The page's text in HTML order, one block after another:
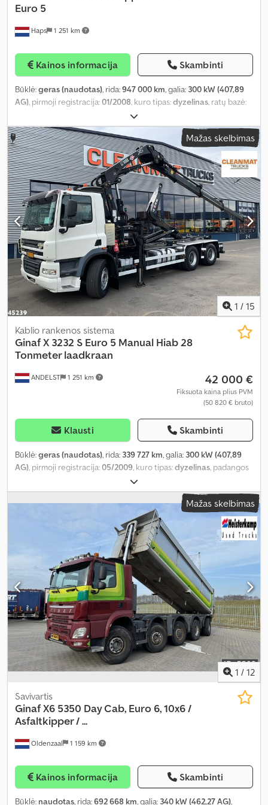
Haps 1 251 km
Euro 5
Kainos informacija Skambinti
Būklė:geras (naudotas), rida:947 000 km, galia: 300 kW (407,89
AG) , pirmoji registracija:01/2008 , kuro tipas:dyzelinas , ratų bazė:
, vairuotojo kabina:
pavaros tipas:mechaninis, pavarų skaičius:16, emisijos klasė:Euro
5, leistina ašies apkrova (ašis 1):9 000 kg, leistina ašies apkrova
(ašis 2):9 000 kg, leistina ašies apkrova (ašis 3):11 500 kg
, Gamybos
metai:2008, Įranga:ABS, elektrinis langų reguliavimas, oro
kondicionavimas, priešrūkiniai žibintai,
Mažas skelbimas
1 / 15
ANDELST 1 251 km
Kablio rankenos sistema
GinafX 3232 S Euro 5 Manual Hiab 28
Tonmeter laadkraan
42 000 €
Fiksuota kaina plius PVM
(50 820 € bruto)
Klausti Skambinti
Būklė:geras (naudotas), rida: 339 727 km, galia: 300 kW (407,89
AG), pirmoji registracija:05/2009, kuro tipas:dyzelinas, padangos
, ašių konfigūracija:
kuras:dyzelinas, vairuotojo kabina:dieninė kabina, pavaros tipas:
mechaninis, emisijos klasė:Euro 5, pakaba:kitas , sėdimų vietų
9 500 mm, bendras plotis: 2 550 mm,
3 600 mm , leistina ašies apkrova (ašis 1):9 000 kg,
leistina ašies apkrova (ašis 2): 11 500 kg, leistina ašies apkrova (ašis
3):
, Gamybos metai:2009, Įranga:ABS, diferencialo
užraktas, elektrinis langų reguliavimas, kranas, kruizo kontrolė,
oro kondicionavimas,
Mažas skelbimas
1 / 12
Oldenzaal 1 159 km
Savivartis
GinafX6 5350 Day Cab, Euro 6, 10x6 /
Asfaltkipper / ...
Kainos informacija Skambinti
Būklė: naudotas, rida:692 668 km, galia: 340 kW (462,27 AG),